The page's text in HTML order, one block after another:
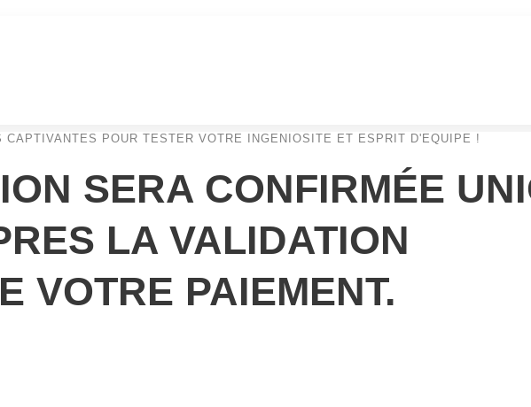
CAPTIVANTES POUR TESTER VOTRE INGENIOSITE ET ESPRIT D'EQUIPE !
SERA CONFIRMÉE
LA VALIDATION
VOTRE PAIEMENT.